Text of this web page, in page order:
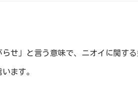
せ」と言う意味で、ニオイに関す
ます。